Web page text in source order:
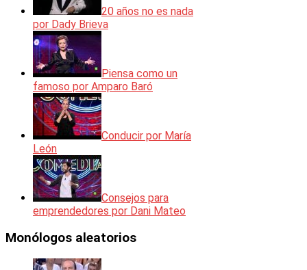
20 años no es nada
por Dady Brieva
Piensa como un
famoso por Amparo Baró
Conducir por María
León
Consejos para
emprendedores por Dani Mateo
Monólogos aleatorios